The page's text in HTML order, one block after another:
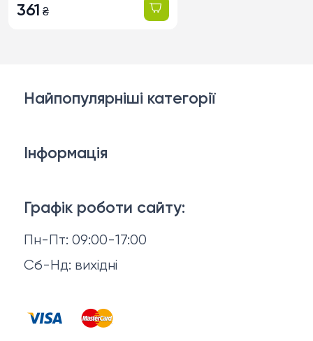
361 ₴
Графік роботи сайту:
Пн-Пт: 09:00-17:00
Сб-Нд: вихідні
Найпопулярніші категорії
Макіяж
Волосся
Чоловіча косметика
Косметика для манікюру та педикюру
Інформація
Відгуки
Договір оферти